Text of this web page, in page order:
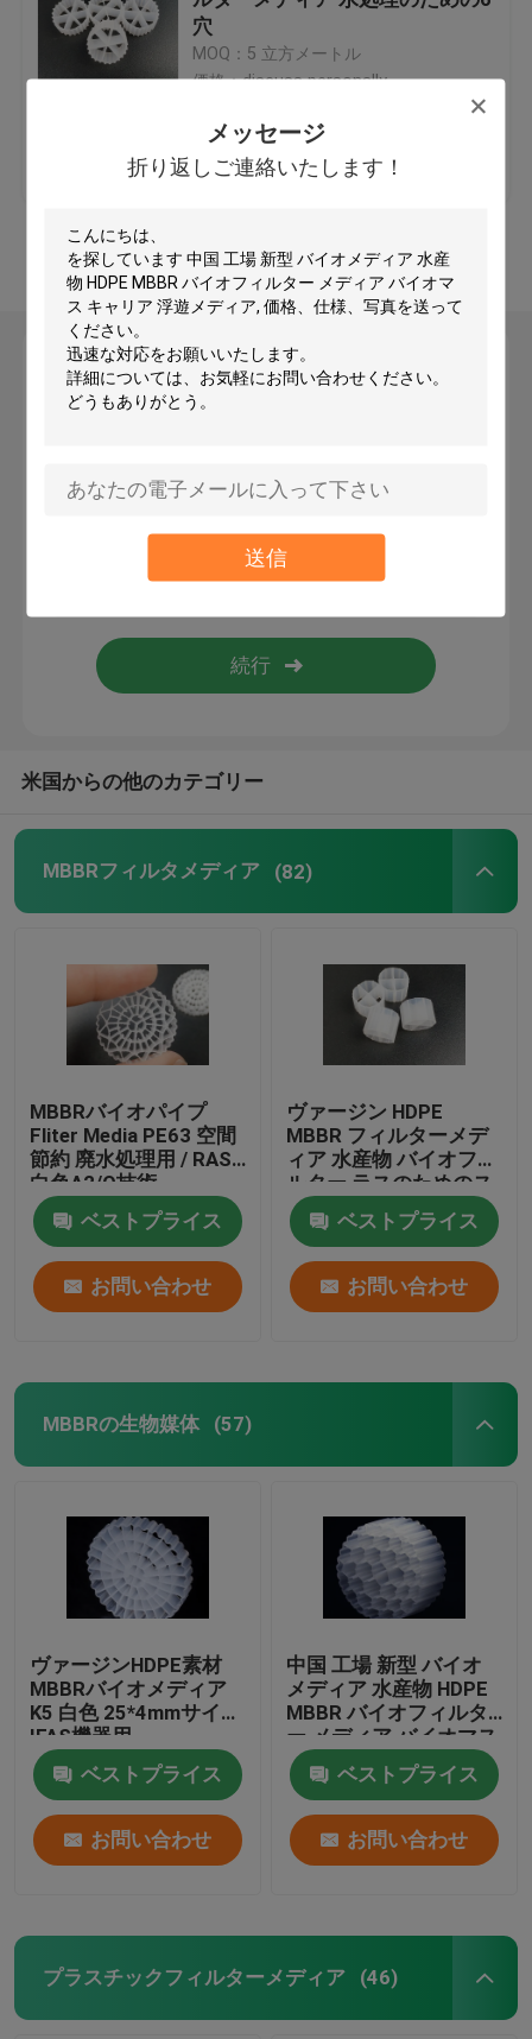
メッセージ
折り返しご連絡いたします！
送信
プラスチックフィルターメディア
フローティングフィルターメディア
K1 フィルターメディア
移動ベッド バイオフィルム 原子炉
生物フィルター媒体
MBBR キャリア
バイオブロックフィルターメディア
ポリ塩化ビニール シート山
穴
MOQ：5 立方メートル
価格：discuss personally
ベストプライス
多くを見て下さい
メッセージ
折り返しご連絡いたします！
米国からの他のカテゴリー
MBBRフィルタメディア (82)
MBBRバイオパイプ
Fliter Media PE63 空間
節約 廃水処理用 / RAS
白色A2/O技術
ベストプライス
お問い合わせ
ヴァージン HDPE
MBBR フィルターメデ
ィア 水産物 バイオフィ
ルター ラスのためのス
ーパーデカルブライゼ
ーション 漁業 水産物
ベストプライス
お問い合わせ
MBBRの生物媒体 (57)
ヴァージンHDPE素材
MBBRバイオメディア
K5 白色 25*4mmサイズ
IFAS機器用
ベストプライス
お問い合わせ
中国 工場 新型 バイオ
メディア 水産物 HDPE
MBBR バイオフィルタ
ー メディア バイオマス
キャリア 浮遊メディア
ベストプライス
お問い合わせ
プラスチックフィルターメディア (46)